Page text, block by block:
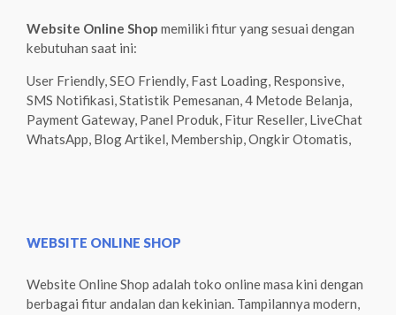
Website Online Shop memiliki fitur yang sesuai dengan
kebutuhan saat ini:
User Friendly, SEO Friendly, Fast Loading, Responsive,
SMS Notifikasi, Statistik Pemesanan, 4 Metode Belanja,
Payment Gateway, Panel Produk, Fitur Reseller, LiveChat
WhatsApp, Blog Artikel, Membership, Ongkir Otomatis,
WEBSITE ONLINE SHOP
Website Online Shop adalah toko online masa kini dengan
berbagai fitur andalan dan kekinian. Tampilannya modern,